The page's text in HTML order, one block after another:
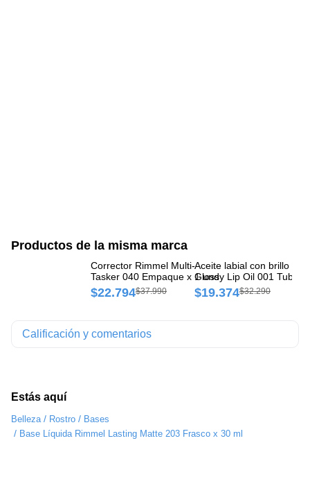
Estás aquí
Belleza / Rostro / Bases
/ Base Líquida Rimmel Lasting Matte 203 Frasco x 30 ml
Productos de la misma marca
Corrector Rimmel Multi-
Tasker 040 Empaque x 1 und
$22.794$37.990
Aceite labial con brillo
Glossy Lip Oil 001 Tubo x
und
$19.374$32.290
Calificación y comentarios